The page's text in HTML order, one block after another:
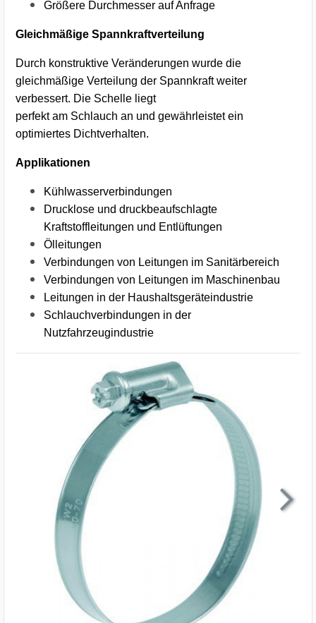
Größere Durchmesser auf Anfrage
Gleichmäßige Spannkraftverteilung
Durch konstruktive Veränderungen wurde die
gleichmäßige Verteilung der Spannkraft weiter
verbessert. Die Schelle liegt
perfekt am Schlauch an und gewährleistet ein
optimiertes Dichtverhalten.
Applikationen
Kühlwasserverbindungen
Drucklose und druckbeaufschlagte
Kraftstoffleitungen und Entlüftungen
Ölleitungen
Verbindungen von Leitungen im Sanitärbereich
Verbindungen von Leitungen im Maschinenbau
Leitungen in der Haushaltsgeräteindustrie
Schlauchverbindungen in der
Nutzfahrzeugindustrie
